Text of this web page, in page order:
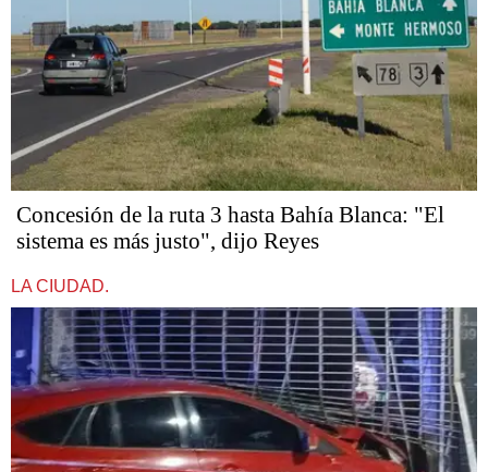
Concesión de la ruta 3 hasta Bahía Blanca: "El
sistema es más justo", dijo Reyes
LA CIUDAD.